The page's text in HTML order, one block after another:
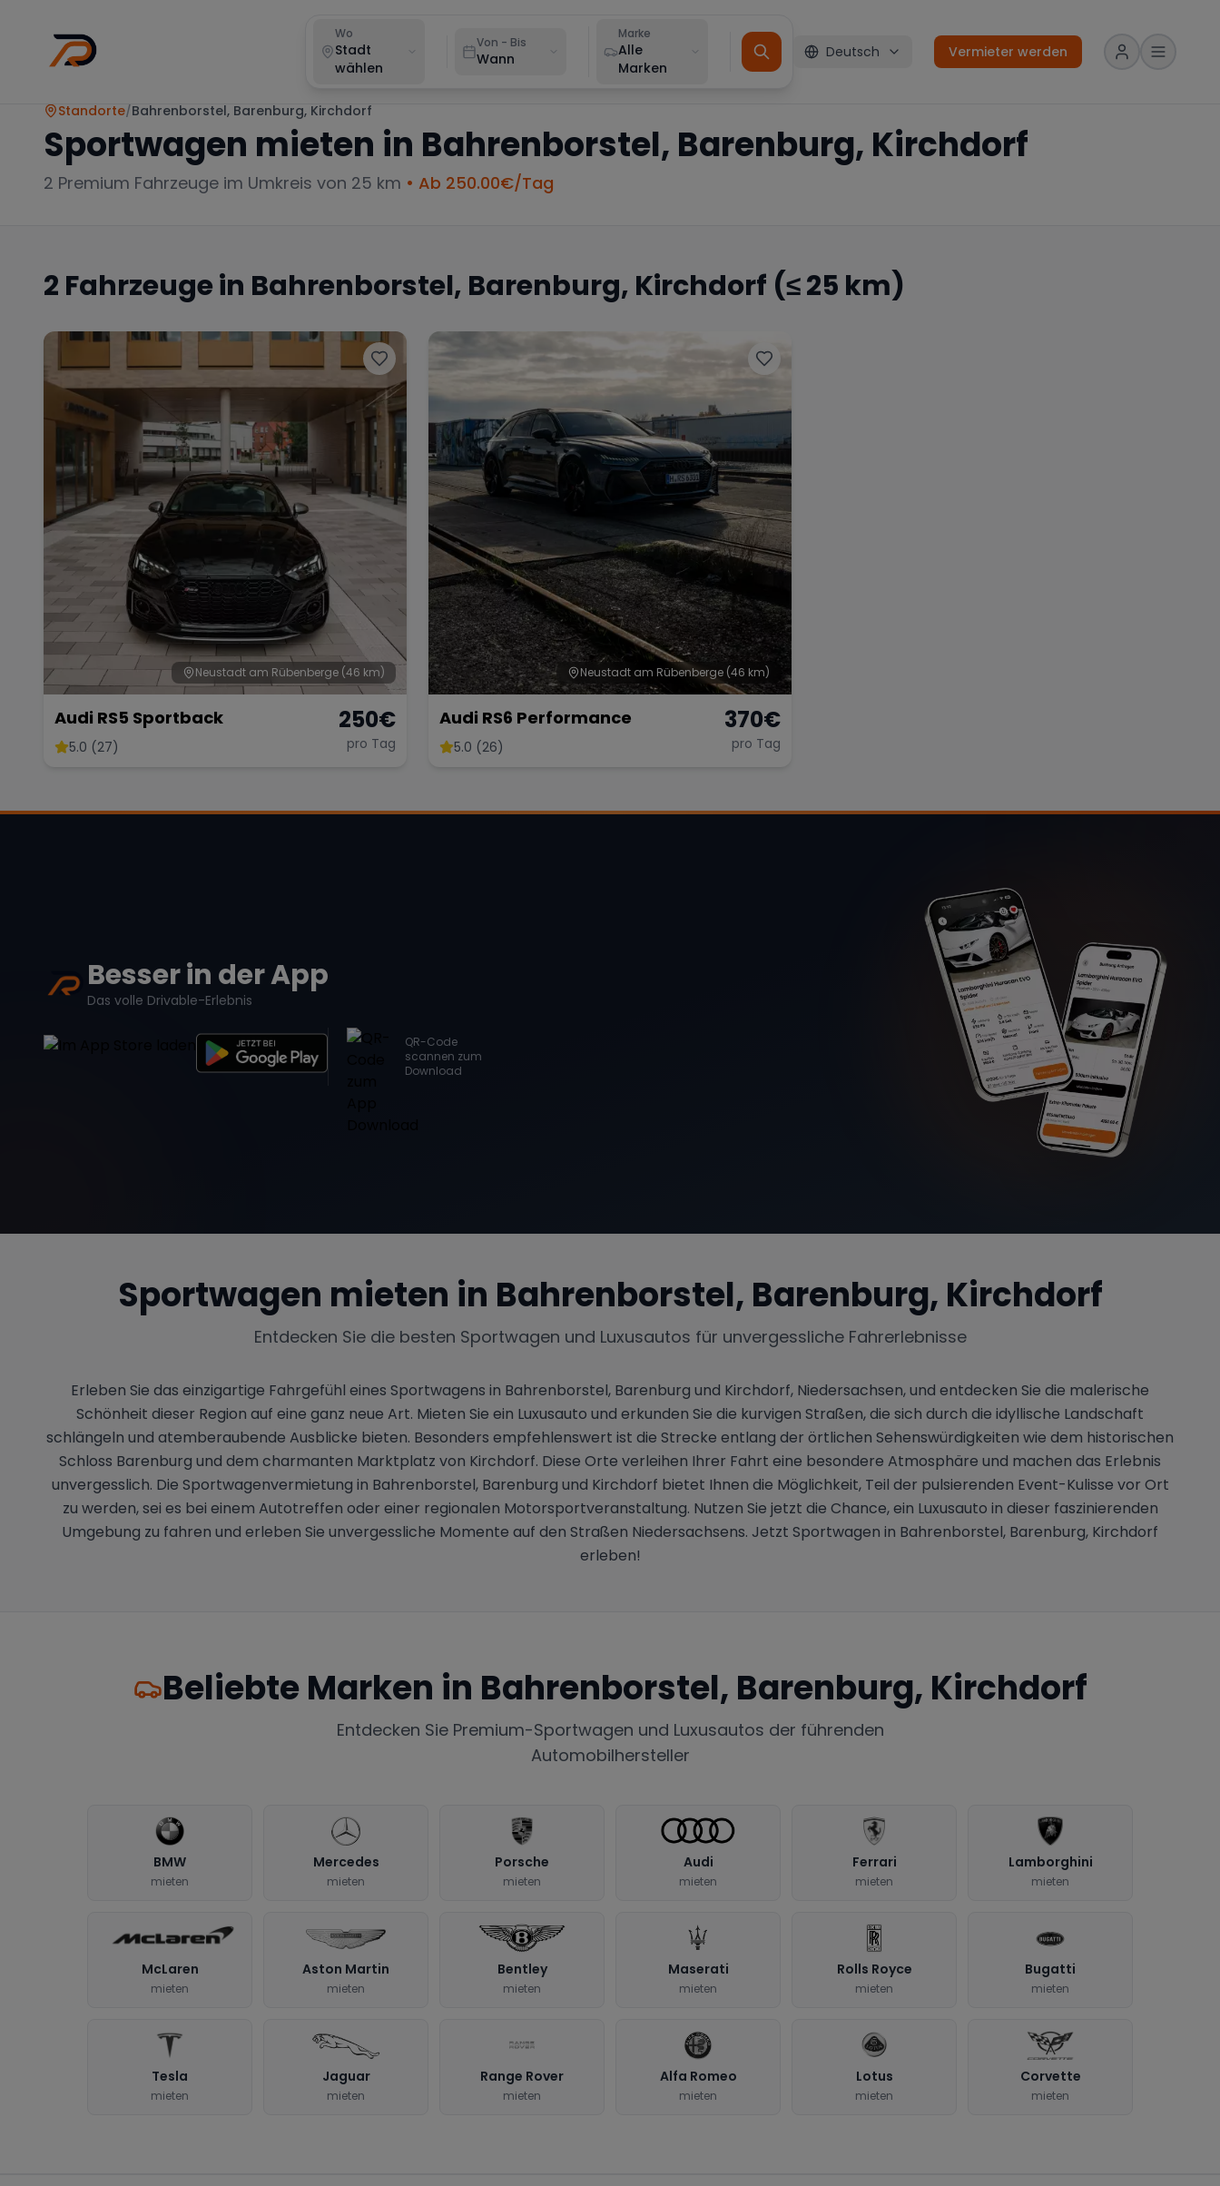
Wo
Stadt
wählen
Von - Bis
Wann
Marke
Alle
Marken
Deutsch Vermieter werden
Standorte/Bahrenborstel, Barenburg, Kirchdorf
Sportwagen mieten in Bahrenborstel, Barenburg, Kirchdorf
2 Premium Fahrzeuge im Umkreis von 25 km • Ab 250.00€/Tag
2 Fahrzeuge in Bahrenborstel, Barenburg, Kirchdorf (≤ 25 km)
Neustadt am Rübenberge (46 km)
Audi RS5 Sportback
5.0 (27)
250€
pro Tag
Neustadt am Rübenberge (46 km)
Audi RS6 Performance
5.0 (26)
370€
pro Tag
Besser in der App
Das volle Drivable-Erlebnis
QR-Code
scannen zum
Download
Sportwagen mieten in Bahrenborstel, Barenburg, Kirchdorf
Entdecken Sie die besten Sportwagen und Luxusautos für unvergessliche Fahrerlebnisse
Erleben Sie das einzigartige Fahrgefühl eines Sportwagens in Bahrenborstel, Barenburg und Kirchdorf, Niedersachsen, und entdecken Sie die malerische
Schönheit dieser Region auf eine ganz neue Art. Mieten Sie ein Luxusauto und erkunden Sie die kurvigen Straßen, die sich durch die idyllische Landschaft
schlängeln und atemberaubende Ausblicke bieten. Besonders empfehlenswert ist die Strecke entlang der örtlichen Sehenswürdigkeiten wie dem historischen
Schloss Barenburg und dem charmanten Marktplatz von Kirchdorf. Diese Orte verleihen Ihrer Fahrt eine besondere Atmosphäre und machen das Erlebnis
unvergesslich. Die Sportwagenvermietung in Bahrenborstel, Barenburg und Kirchdorf bietet Ihnen die Möglichkeit, Teil der pulsierenden Event-Kulisse vor Ort
zu werden, sei es bei einem Autotreffen oder einer regionalen Motorsportveranstaltung. Nutzen Sie jetzt die Chance, ein Luxusauto in dieser faszinierenden
Umgebung zu fahren und erleben Sie unvergessliche Momente auf den Straßen Niedersachsens. Jetzt Sportwagen in Bahrenborstel, Barenburg, Kirchdorf
erleben!
Beliebte Marken in Bahrenborstel, Barenburg, Kirchdorf
Entdecken Sie Premium-Sportwagen und Luxusautos der führenden
Automobilhersteller
BMW
mieten
Mercedes
mieten
Porsche
mieten
Audi
mieten
Ferrari
mieten
Lamborghini
mieten
McLaren
mieten
Aston Martin
mieten
Bentley
mieten
Maserati
mieten
Rolls Royce
mieten
Bugatti
mieten
Tesla
mieten
Jaguar
mieten
Range Rover
mieten
Alfa Romeo
mieten
Lotus
mieten
Corvette
mieten